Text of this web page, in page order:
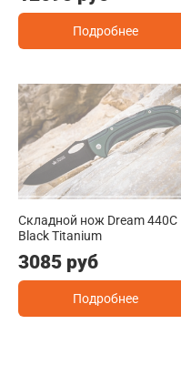
Подробнее
Складной нож Dream 440C
Black Titanium
3085 руб
Подробнее